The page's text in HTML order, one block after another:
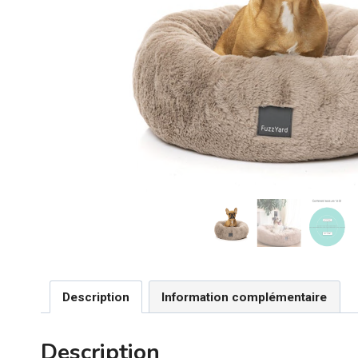
Description Information complémentaire